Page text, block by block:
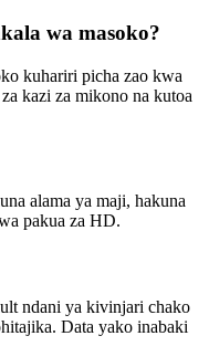
wa masoko?
kuhariri picha zao kwa
kazi za mikono na kutoa
alama ya maji, hakuna
pakua za HD.
ndani ya kivinjari chako
Data yako inabaki